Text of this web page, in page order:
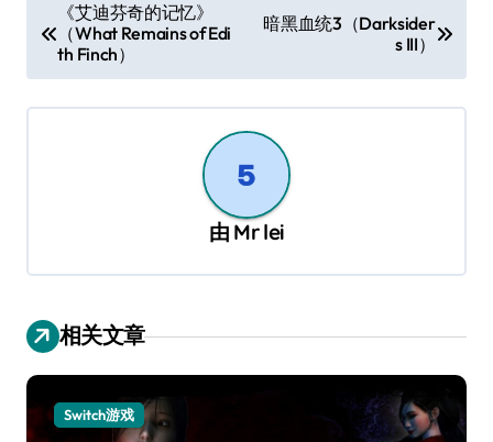
章
导
航
《艾迪芬奇的记忆》
（What Remains of Edi
th Finch）
暗黑血统3（Darksider
s III）
由 Mr lei
相关文章
Switch游戏